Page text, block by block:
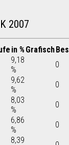
2007
in % Grafisch
9,18
%
0
9,62
%
0
8,03
%
0
6,86
%
0
8,39